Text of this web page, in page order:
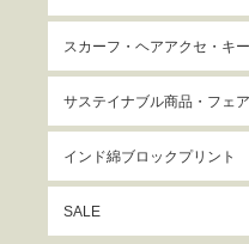
スカーフ・ヘアアクセ・キ
サステイナブル商品・フェ
インド綿ブロックプリント
SALE